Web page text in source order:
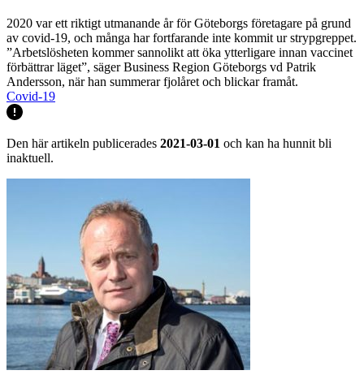
2020 var ett riktigt utmanande år för Göteborgs företagare på grund
av covid-19, och många har fortfarande inte kommit ur strypgreppet.
”Arbetslösheten kommer sannolikt att öka ytterligare innan vaccinet
förbättrar läget”, säger Business Region Göteborgs vd Patrik
Andersson, när han summerar fjolåret och blickar framåt.
Covid-19
Den här artikeln publicerades 2021-03-01 och kan ha hunnit bli
inaktuell.